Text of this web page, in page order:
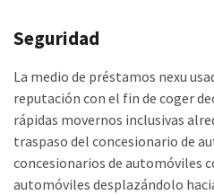
Seguridad
La medio de préstamos nexu
reputación con el fin de coger
rápidas movernos inclusivas
traspaso del concesionario de
concesionarios de automóviles
automóviles desplazándolo